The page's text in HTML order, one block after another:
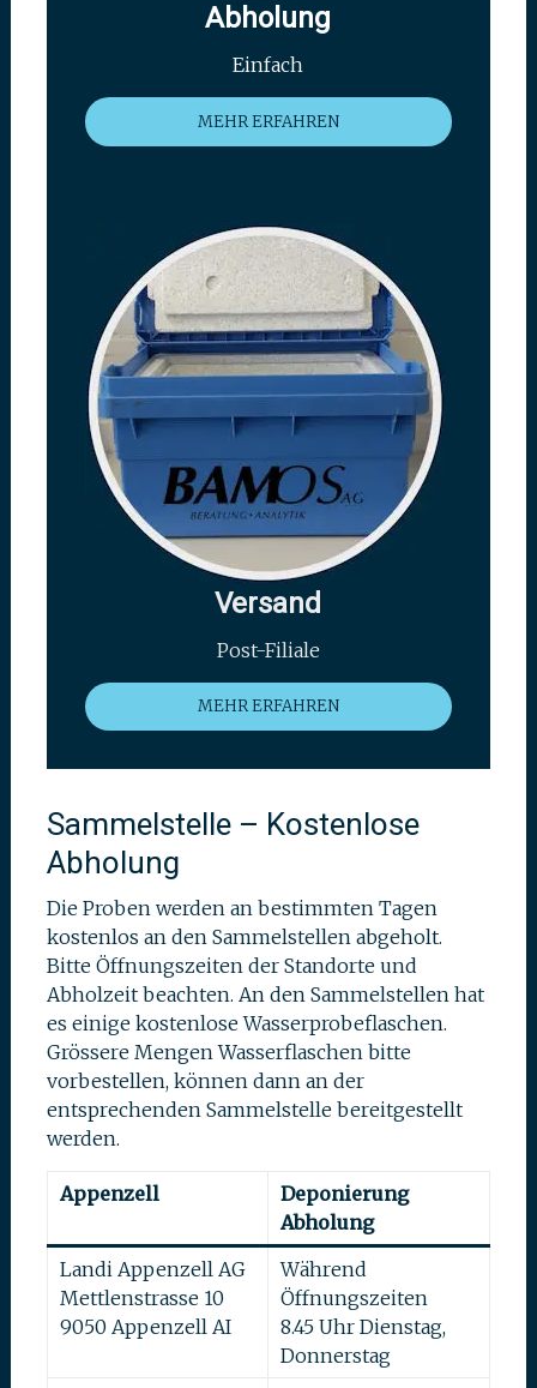
Abholung
Einfach
MEHR ERFAHREN
Versand
Post-Filiale
MEHR ERFAHREN
Sammelstelle – Kostenlose
Abholung
Die Proben werden an bestimmten Tagen
kostenlos an den Sammelstellen abgeholt.
Bitte Öffnungszeiten der Standorte und
Abholzeit beachten. An den Sammelstellen hat
es einige kostenlose Wasserprobeflaschen.
Grössere Mengen Wasserflaschen bitte
vorbestellen, können dann an der
entsprechenden Sammelstelle bereitgestellt
werden.
Appenzell
Deponierung
Abholung
Landi Appenzell AG
Mettlenstrasse 10
9050 Appenzell AI
Während
Öffnungszeiten
8.45 Uhr Dienstag,
Donnerstag